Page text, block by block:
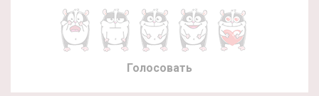
Голосовать